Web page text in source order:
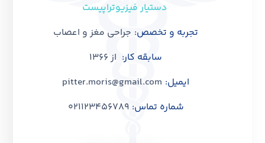
دستیار فیزیوتراپیست
تجربه و تخصص: جراحی مغز و اعصاب
سابقه کار: از 1366
ایمیل: pitter.moris@gmail.com
شماره تماس: 021123456789